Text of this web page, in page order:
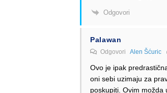
Odgovori
Palawan
Odgovori Alen Šćuric
Ovo je ipak
oni sebi uzimaju za
poskupiti. Ovim možda